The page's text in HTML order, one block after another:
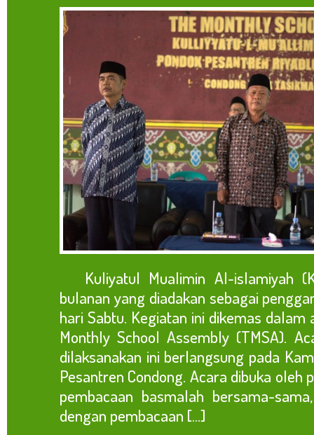
Kuliyatul Mualimin Al-islamiyah
bulanan yang diadakan sebagai
hari Sabtu. Kegiatan ini dikemas dalam
Monthly School Assembly (TMSA).
dilaksanakan ini berlangsung pada
Pesantren Condong. Acara dibuka oleh
pembacaan basmalah bersama-
dengan pembacaan [...]